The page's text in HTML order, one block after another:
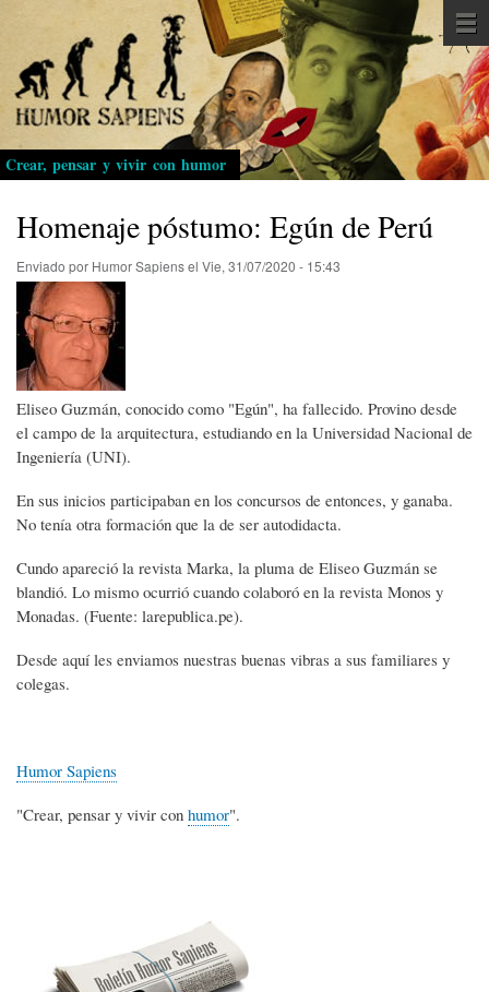
Pasar
al
contenido
principal
Crear, pensar y vivir con humor
Homenaje póstumo: Egún de Perú
Enviado por Humor Sapiensel Vie, 31/07/2020 - 15:43
Eliseo Guzmán, conocido como "Egún", ha fallecido. Provino desde
el campo de la arquitectura, estudiando en la Universidad Nacional de
Ingeniería (UNI).
En sus inicios participaban en los concursos de entonces, y ganaba.
No tenía otra formación que la de ser autodidacta.
Cundo apareció la revista Marka, la pluma de Eliseo Guzmán se
blandió. Lo mismo ocurrió cuando colaboró en la revista Monos y
Monadas. (Fuente: larepublica.pe).
Desde aquí les enviamos nuestras buenas vibras a sus familiares y
colegas.
Humor Sapiens
"Crear, pensar y vivir con humor".